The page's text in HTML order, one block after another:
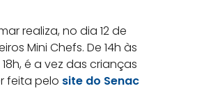
realiza, no dia 12 de
Mini Chefs. De 14h às
18h, é a vez das crianças
feita pelo site do Senac